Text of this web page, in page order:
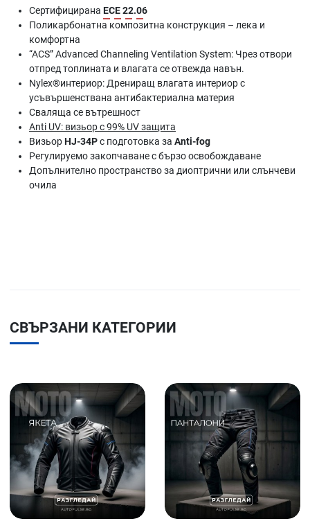
Сертифицирана ECE 22.06
Поликарбонатна композитна конструкция – лека и
комфортна
“ACS” Advanced Channeling Ventilation System: Чрез отвори
отпред топлината и влагата се отвежда навън.
Nylex®интериор: Дрениращ влагата интериор с
усъвършенствана антибактериална материя
Сваляща се вътрешност
Anti UV: визьор с 99% UV защита
ВизьорHJ-34Pс подготовка за Anti-fog
Регулируемо закопчаване с бързо освобождаване
Допълнително пространство за диоптрични или слънчеви
очила
СВЪРЗАНИ КАТЕГОРИИ